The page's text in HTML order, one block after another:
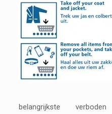
belangrijkste